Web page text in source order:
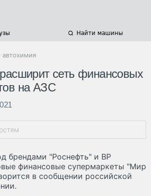
Найти машины
сеть финансовых
на АЗС
брендами "Роснефть" и ВР
финансовые супермаркеты "Мир
в сообщении российской